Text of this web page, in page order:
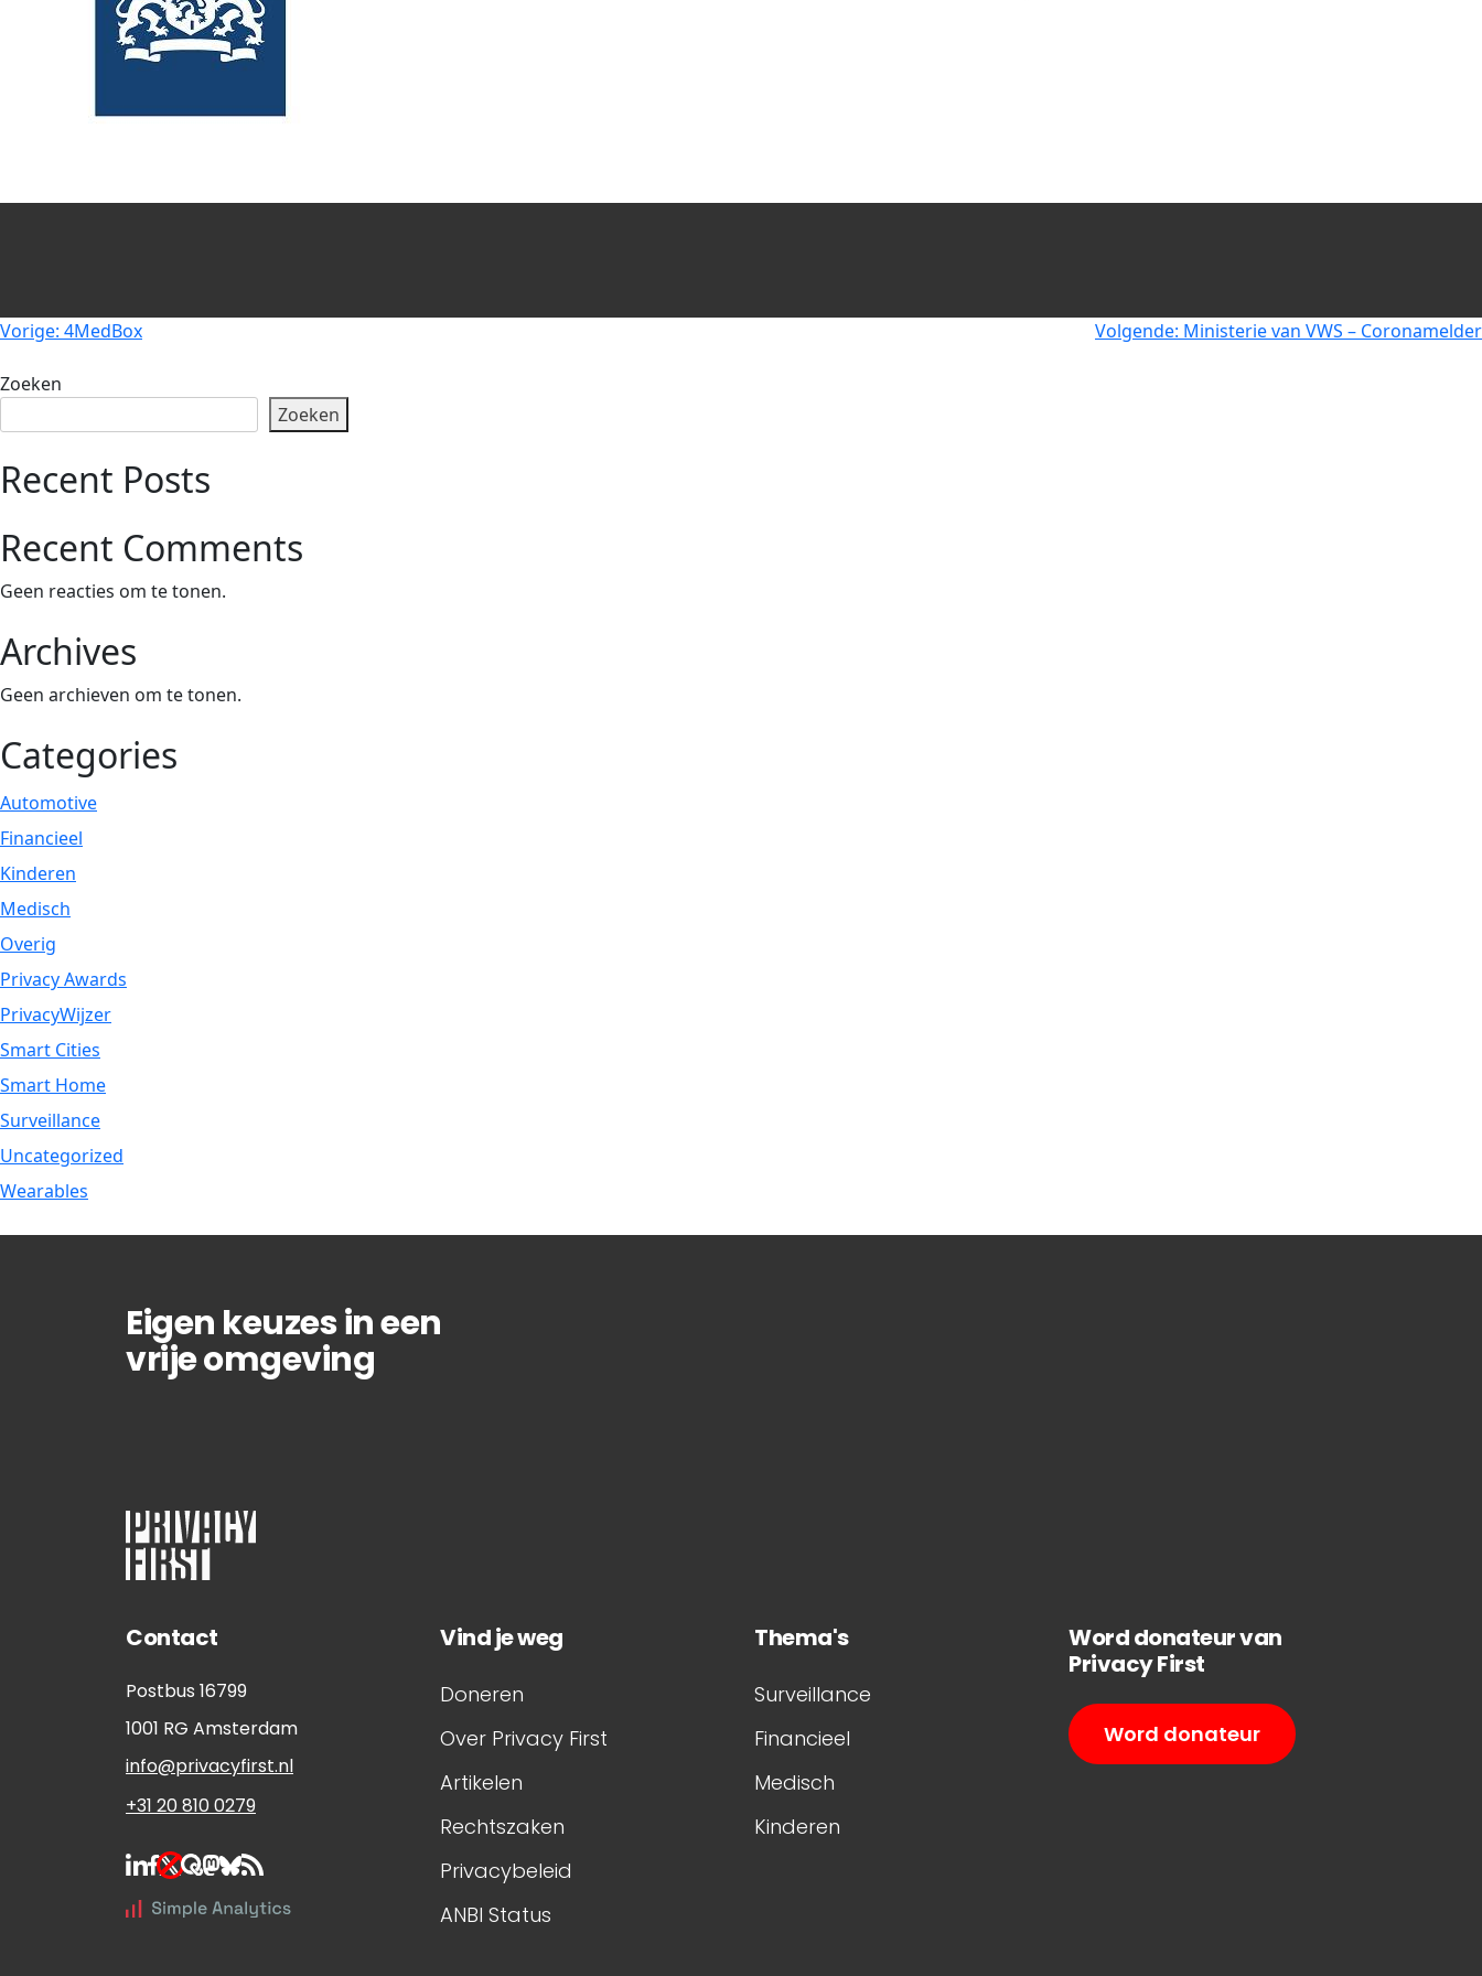
Berichtnavigatie
Vorige: 4MedBox Volgende: Ministerie van VWS – Coronamelder
Zoeken
Zoeken
Recent Posts
Recent Comments
Geen reacties om te tonen.
Archives
Geen archieven om te tonen.
Categories
Automotive
Financieel
Kinderen
Medisch
Overig
Privacy Awards
PrivacyWijzer
Smart Cities
Smart Home
Surveillance
Uncategorized
Wearables
Eigen keuzes in een
vrije omgeving
Contact
Postbus 16799
1001 RG Amsterdam
info@privacyfirst.nl
+31 20 810 0279
Vind je weg
Doneren
Over Privacy First
Artikelen
Rechtszaken
Privacybeleid
ANBI Status
Thema's
Surveillance
Financieel
Medisch
Kinderen
Word donateur van
Privacy First
Word donateur